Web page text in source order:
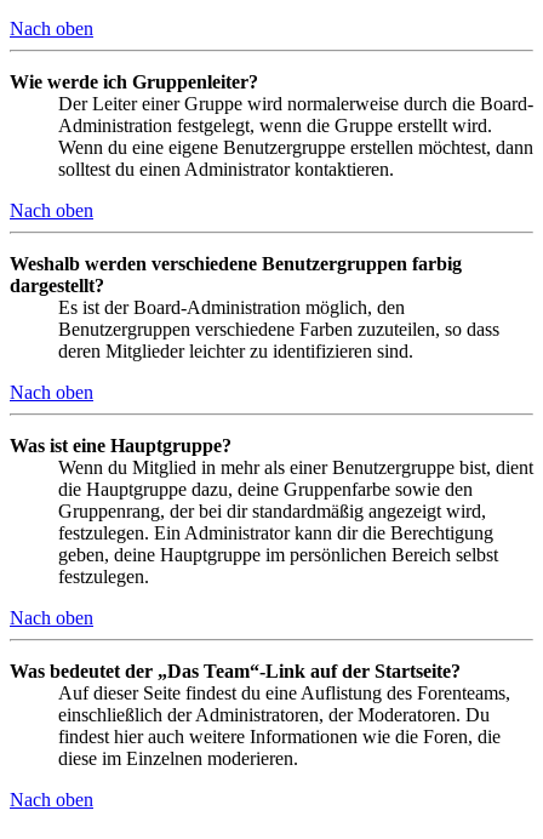
Nach oben
Wie werde ich Gruppenleiter?
Der Leiter einer Gruppe wird normalerweise durch die Board-
Administration festgelegt, wenn die Gruppe erstellt wird.
Wenn du eine eigene Benutzergruppe erstellen möchtest, dann
solltest du einen Administrator kontaktieren.
Nach oben
Weshalb werden verschiedene Benutzergruppen farbig
dargestellt?
Es ist der Board-Administration möglich, den
Benutzergruppen verschiedene Farben zuzuteilen, so dass
deren Mitglieder leichter zu identifizieren sind.
Nach oben
Was ist eine Hauptgruppe?
Wenn du Mitglied in mehr als einer Benutzergruppe bist, dient
die Hauptgruppe dazu, deine Gruppenfarbe sowie den
Gruppenrang, der bei dir standardmäßig angezeigt wird,
festzulegen. Ein Administrator kann dir die Berechtigung
geben, deine Hauptgruppe im persönlichen Bereich selbst
festzulegen.
Nach oben
Was bedeutet der „Das Team“-Link auf der Startseite?
Auf dieser Seite findest du eine Auflistung des Forenteams,
einschließlich der Administratoren, der Moderatoren. Du
findest hier auch weitere Informationen wie die Foren, die
diese im Einzelnen moderieren.
Nach oben